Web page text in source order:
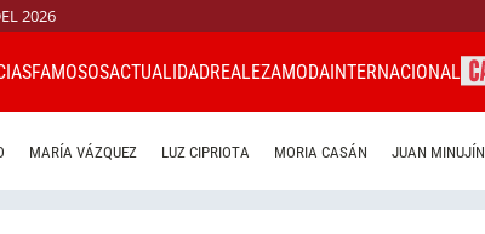
2026
FAMOSOSACTUALIDADREALEZAMODAINTERNACIONAL
MARÍA VÁZQUEZ LUZ CIPRIOTA MORIA CASÁN JUAN MINUJÍN